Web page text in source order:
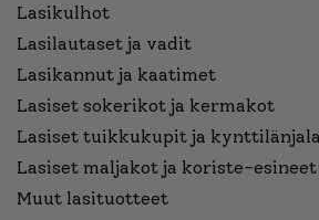
Lasikulhot
Lasilautaset ja vadit
Lasikannut ja kaatimet
Lasiset sokerikot ja kermakot
Lasiset tuikkukupit ja
Lasiset maljakot ja koriste-esineet
Muut lasituotteet